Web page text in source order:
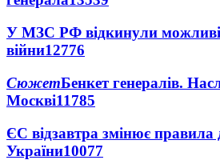
У МЗС РФ відкинули
війни12776
СюжетБенкет генералів.
Москві11785
ЄС відзавтра змінює правила
України10077